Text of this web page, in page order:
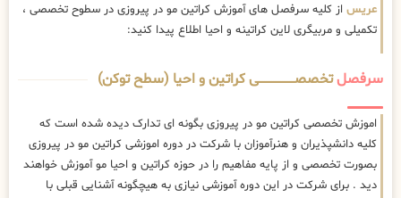
عریس از کلیه سرفصل های آموزش کراتین مو در پیروزی در سطوح تخصصی ،
تکمیلی و مربیگری لاین کراتینه و احیا اطلاع پیدا کنید:
سرفصلتخصصــــــــــــــــــــی کراتین و احیا (سطح توکن)
اموزش تخصصی کراتین مو در پیروزی بگونه ای تدارک دیده شده است که
کلیه دانشپذیران و هنرآموزان با شرکت در دوره اموزشی کراتین مو در پیروزی
بصورت تخصصی و از پایه مفاهیم را در حوزه کراتین و احیا مو آموزش خواهند
دید . برای شرکت در این دوره آموزشی نیازی به هیچگونه آشنایی قبلی با